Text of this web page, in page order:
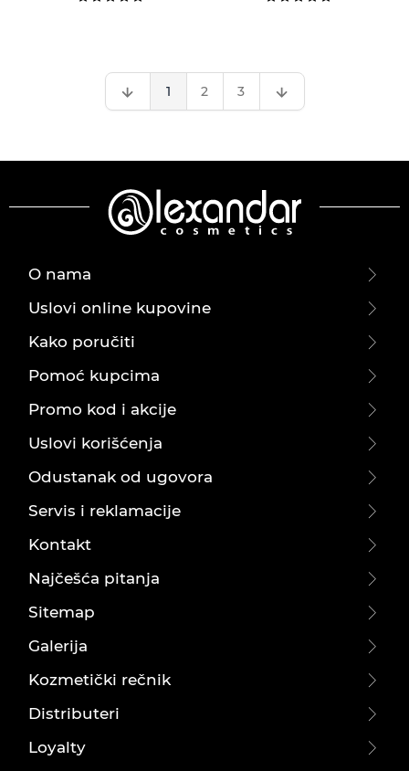
1 2 3
O nama
Uslovi online kupovine
Kako poručiti
Pomoć kupcima
Promo kod i akcije
Uslovi korišćenja
Odustanak od ugovora
Servis i reklamacije
Kontakt
Najčešća pitanja
Sitemap
Galerija
Kozmetički rečnik
Distributeri
Loyalty